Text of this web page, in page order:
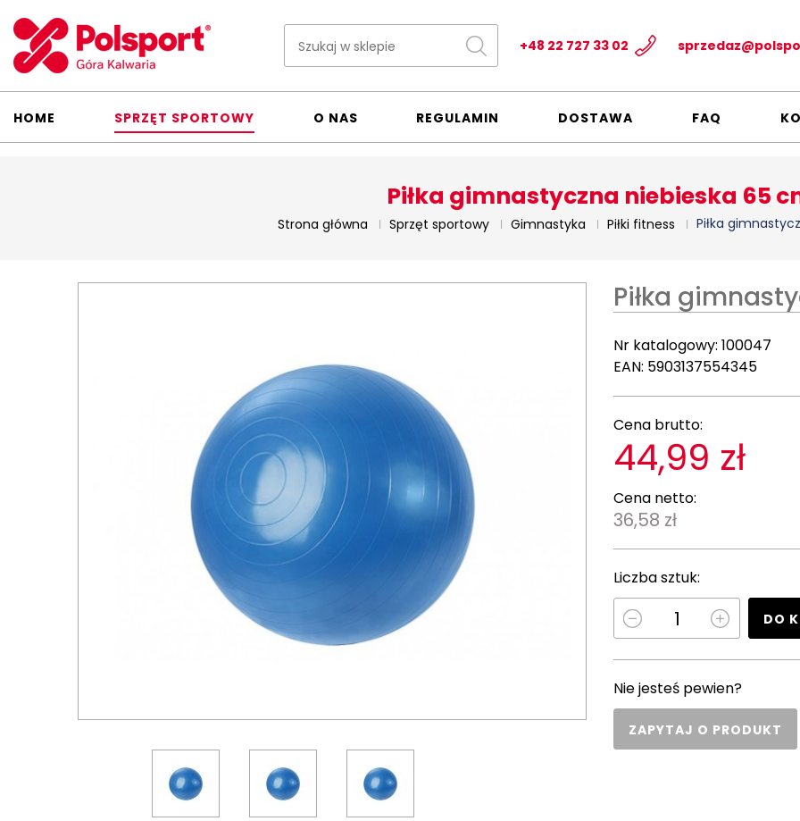
+48 22 727 33 02
HOME SPRZĘT SPORTOWY O NAS REGULAMIN DOSTAWA FAQ
Piłka gimnastyczna niebieska 65
Strona główna Sprzęt sportowy Gimnastyka Piłki fitness Piłka
Piłka
Nr katalogowy: 100047
EAN: 5903137554345
Cena brutto:
44,99 zł
Cena netto:
36,58 zł
Liczba sztuk:
DO
Nie jesteś pewien?
ZAPYTAJ O PRODUKT